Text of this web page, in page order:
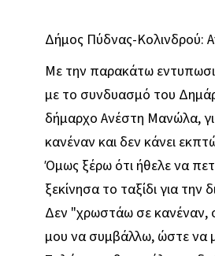
Δήμος Πύδνας-Κολινδρού:
Με την παρακάτω
με το συνδυασμό του
δήμαρχο Ανέστη Μανώλα,
κανέναν και δεν κάνει
Όμως ξέρω ότι ήθελε να
ξεκίνησα το ταξίδι για
Δεν "χρωστάω σε κανέναν,
μου να συμβάλλω, ώστε να